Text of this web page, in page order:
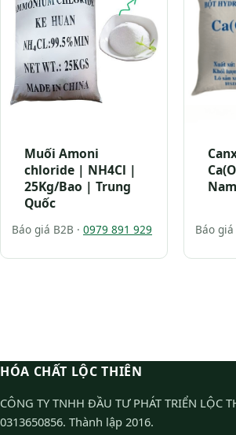
Muối Amoni
chloride | NH4Cl |
25Kg/Bao | Trung
Quốc
Báo giá B2B · 0979 891 929
Nam
Báo giá
HÓA CHẤT LỘC THIÊN
CÔNG TY TNHH ĐẦU TƯ PHÁT TRIỂN LỘC
0313650856. Thành lập 2016.